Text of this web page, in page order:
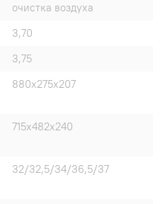
очистка воздуха
3,70
3,75
880x275x207
715x482x240
32/32,5/34/36,5/37